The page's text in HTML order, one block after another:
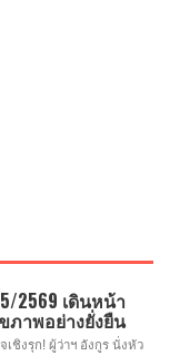
2569 เดินหน้า
ภาพอย่างยั่งยืน
เชิงรุก! ผู้ว่าฯ อังกูร นั่งหัว